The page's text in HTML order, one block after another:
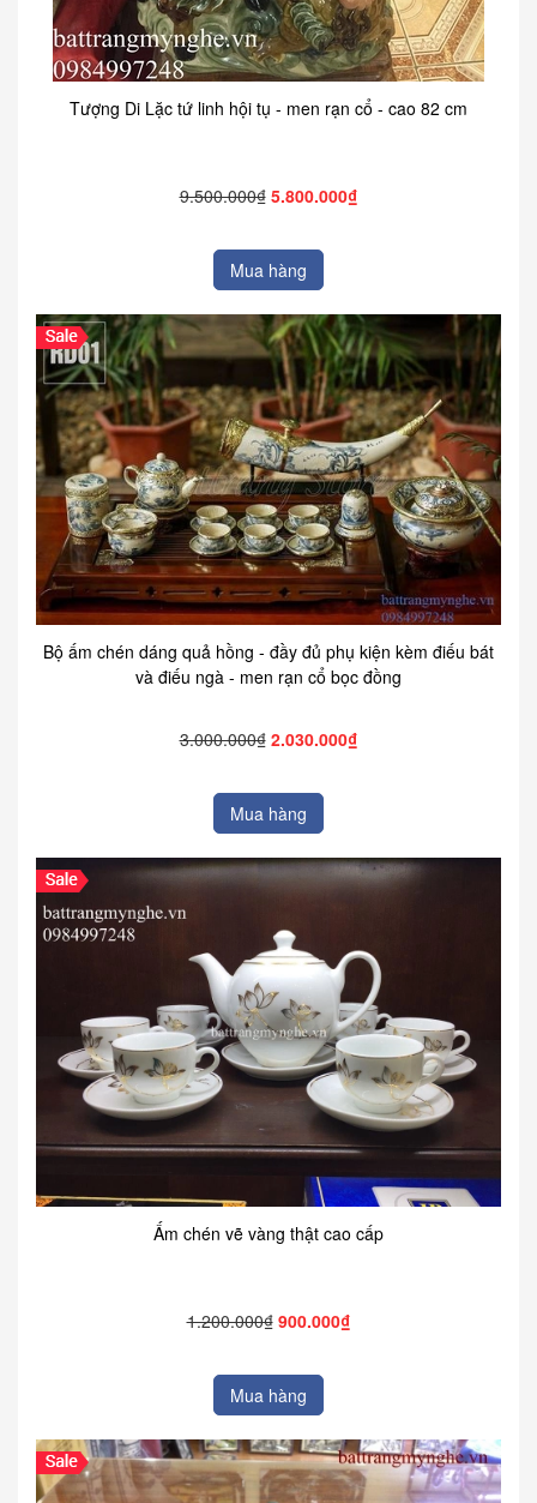
Tượng Di Lặc tứ linh hội tụ - men rạn cổ - cao 82 cm
9.500.000₫ 5.800.000₫
Mua hàng
Bộ ấm chén dáng quả hồng - đầy đủ phụ kiện kèm điếu bát
và điếu ngà - men rạn cổ bọc đồng
3.000.000₫ 2.030.000₫
Mua hàng
Ấm chén vẽ vàng thật cao cấp
1.200.000₫ 900.000₫
Mua hàng